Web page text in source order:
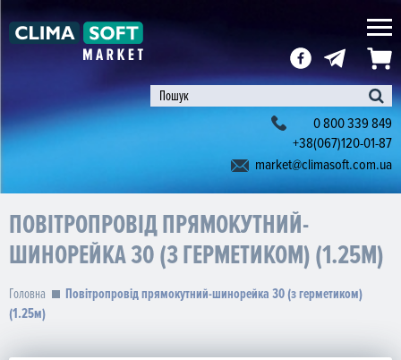
0 800 339 849
+38(067)120-01-87
market@climasoft.com.ua
ПОВІТРОПРОВІД ПРЯМОКУТНИЙ-
ШИНОРЕЙКА 30 (З ГЕРМЕТИКОМ) (1.25М)
Головна
Повітропровід прямокутний-шинорейка 30 (з герметиком)
(1.25м)